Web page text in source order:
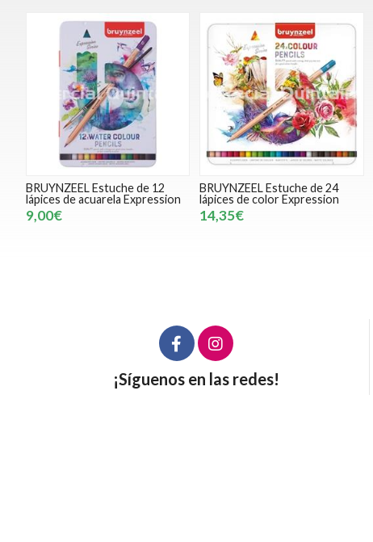
BRUYNZEEL Estuche de 12
lápices de acuarela Expression
9,00€
BRUYNZEEL Estuche de 24
lápices de color Expression
14,35€
¡Síguenos en las redes!